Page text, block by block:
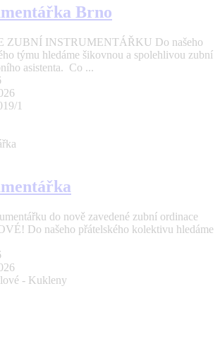
Brno
INSTRUMENTÁŘKU Do našeho
týmu hledáme šikovnou a spolehlivou zubní
asistenta. Co ...
1
do nově zavedené zubní ordinace
Do našeho přátelského kolektivu hledáme
- Kukleny